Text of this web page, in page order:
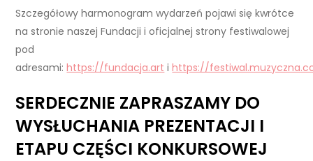
Szczegółowy harmonogram wydarzeń pojawi się kwrótce
na stronie naszej Fundacji i oficjalnej strony festiwalowej
pod
adresami:https://fundacja.art ihttps://
SERDECZNIE ZAPRASZAMY DO
WYSŁUCHANIA PREZENTACJI I
ETAPU CZĘŚCI KONKURSOWEJ